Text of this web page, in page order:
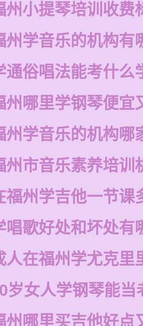
州小提琴培训收费
州学音乐的机构有
通俗唱法能考什么
州哪里学钢琴便宜
州学音乐的机构哪
州市音乐素养培训
福州学吉他一节课
唱歌好处和坏处有
人在福州学尤克里
岁女人学钢琴能当
州哪里买吉他好点